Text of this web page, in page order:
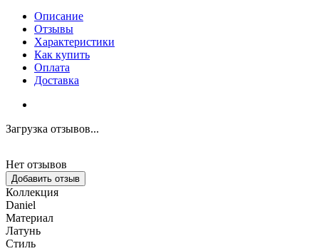
Описание
Отзывы
Характеристики
Как купить
Оплата
Доставка
Загрузка отзывов...
Нет отзывов
Добавить отзыв
Коллекция
Daniel
Материал
Латунь
Стиль